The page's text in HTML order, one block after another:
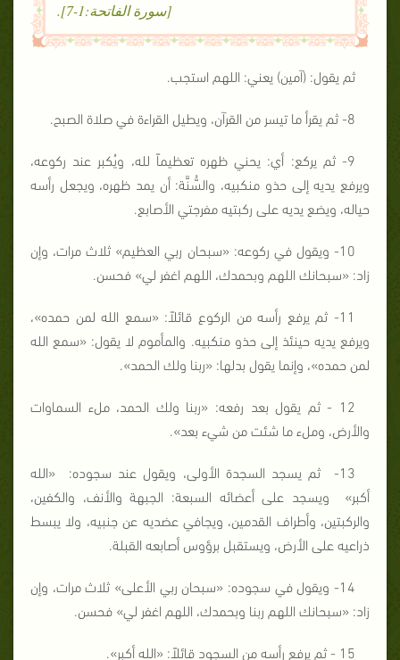
[سورة الفاتحة:1-7].
ثم يقول: (آمين) يعني: اللهم استجب.
8- ثم يقرأ ما تيسر من القرآن، ويطيل القراءة في صلاة الصبح.
9- ثم يركع: أي: يحني ظهره تعظيماً لله، ويُكبر عند ركوعه،
ويرفع يديه إلى حذو منكبيه، والسُّنَّة: أن يمد ظهره، ويجعل رأسه
حياله، ويضع يديه على ركبتيه مفرجتي الأصابع.
10- ويقول في ركوعه: «سبحان ربي العظيم» ثلاث مرات، وإن
زاد: «سبحانك اللهم وبحمدك، اللهم اغفر لي» فحسن.
11- ثم يرفع رأسه من الركوع قائلاً: «سمع الله لمن حمده»،
ويرفع يديه حينئذ إلى حذو منكبيه. والمأموم لا يقول: «سمع الله
لمن حمده»، وإنما يقول بدلها: «ربنا ولك الحمد».
12 - ثم يقول بعد رفعه: «ربنا ولك الحمد، ملء السماوات
والأرض، وملء ما شئت من شيء بعد».
13- ثم يسجد السجدة الأولى، ويقول عند سجوده: «الله
أكبر» ويسجد على أعضائه السبعة: الجبهة والأنف، والكفين،
والركبتين، وأطراف القدمين، ويجافي عضديه عن جنبيه، ولا يبسط
ذراعيه على الأرض، ويستقبل برؤوس أصابعه القبلة.
14- ويقول في سجوده: «سبحان ربي الأعلى» ثلاث مرات، وإن
زاد: «سبحانك اللهم ربنا وبحمدك، اللهم اغفر لي» فحسن.
15 - ثم يرفع رأسه من السجود قائلاً: «الله أكبر».